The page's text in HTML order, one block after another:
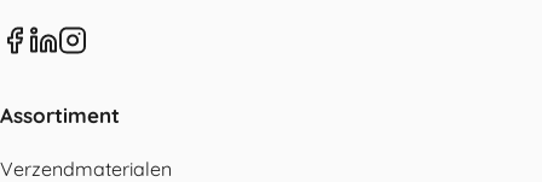
Assortiment
Verzendmaterialen